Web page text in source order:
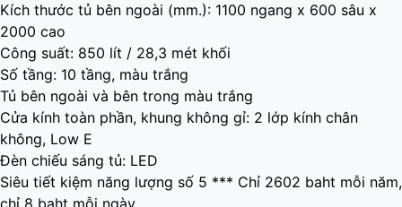
Kích thước tủ bên ngoài (mm.): 1100 ngang x 600 sâu x
2000 cao
Công suất: 850 lít / 28,3 mét khối
Số tầng: 10 tầng, màu trắng
Tủ bên ngoài và bên trong màu trắng
Cửa kính toàn phần, khung không gỉ: 2 lớp kính chân
không, Low E
Đèn chiếu sáng tủ: LED
Siêu tiết kiệm năng lượng số 5 *** Chỉ 2602 baht mỗi năm,
chỉ 8 baht mỗi ngày.